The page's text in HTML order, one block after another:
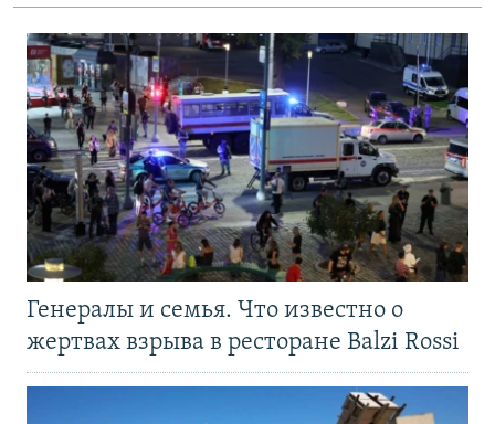
Генералы и семья. Что известно о
жертвах взрыва в ресторане Balzi Rossi